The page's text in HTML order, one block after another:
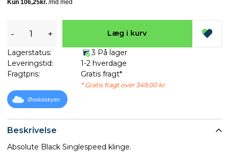
Beskrivelse
Absolute Black Singlespeed klinge.
- + Læg i kurv
Lagerstatus:
3 På lager
Leveringstid:
1-2 hverdage
Fragtpris:
Gratis fragt*
* Gratis fragt over 349,00 kr.
Ønskeskyen